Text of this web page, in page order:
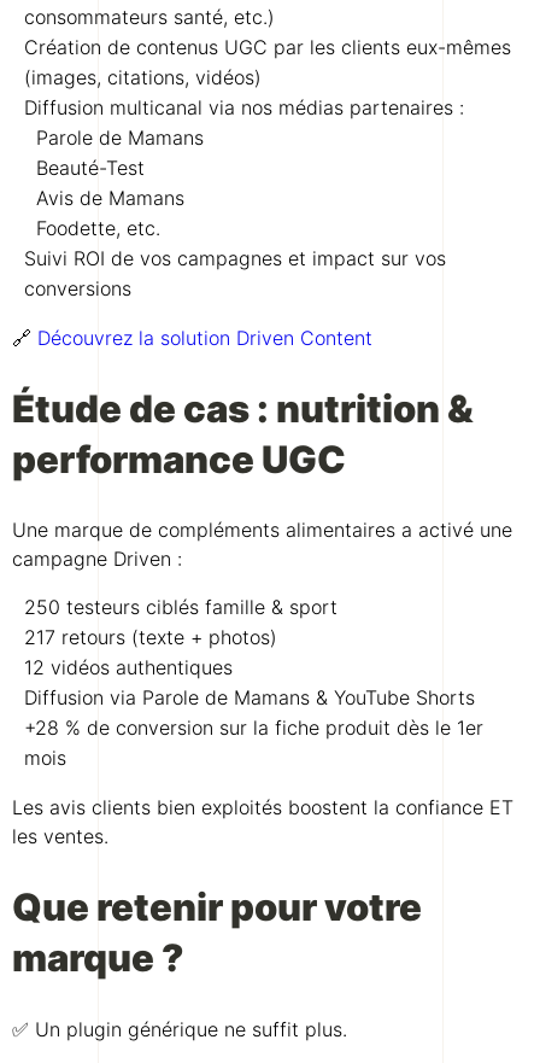
consommateurs santé, etc.)
Création de contenus UGC par les clients eux-mêmes
(images, citations, vidéos)
Diffusion multicanal via nos médias partenaires :
Parole de Mamans
Beauté-Test
Avis de Mamans
Foodette, etc.
Suivi ROI de vos campagnes et impact sur vos
conversions
🔗 Découvrez la solution Driven Content
Étude de cas : nutrition &
performance UGC
Une marque de compléments alimentaires a activé une
campagne Driven :
250 testeurs ciblés famille & sport
217 retours (texte + photos)
12 vidéos authentiques
Diffusion via Parole de Mamans & YouTube Shorts
+28 % de conversion sur la fiche produit dès le 1er
mois
Les avis clients bien exploités boostent la confiance ET
les ventes.
Que retenir pour votre
marque ?
✅ Un plugin générique ne suffit plus.